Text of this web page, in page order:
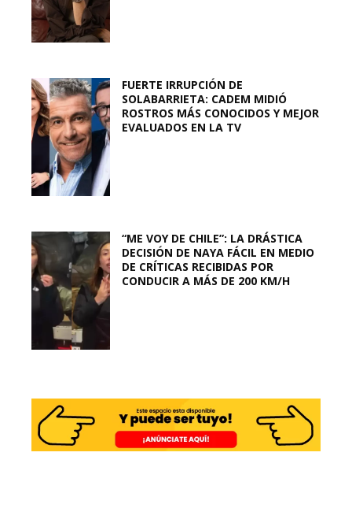
FUERTE IRRUPCIÓN DE
SOLABARRIETA: CADEM MIDIÓ
ROSTROS MÁS CONOCIDOS Y MEJOR
EVALUADOS EN LA TV
“ME VOY DE CHILE”: LA DRÁSTICA
DECISIÓN DE NAYA FÁCIL EN MEDIO
DE CRÍTICAS RECIBIDAS POR
CONDUCIR A MÁS DE 200 KM/H